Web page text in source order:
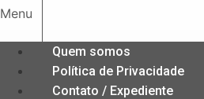
Ir
o
conteúdo
Menu
Quem somos
Política de Privacidade
Contato / Expediente